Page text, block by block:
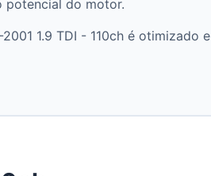
potencial do motor.
1.9 TDI - 110ch é otimizado e